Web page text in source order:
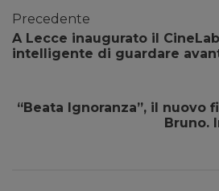
Precedente
A Lecce inaugurato il
intelligente di guardare
“Beata Ignoranza”, il nuovo
Bruno.